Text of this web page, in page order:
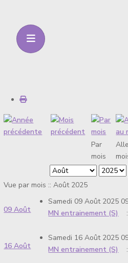
Par
mois
Vue par mois :: Août 2025
09 Août
Samedi 09 Août 2025
MN entrainement (S)
16 Août
Samedi 16 Août 2025
MN entrainement (S)